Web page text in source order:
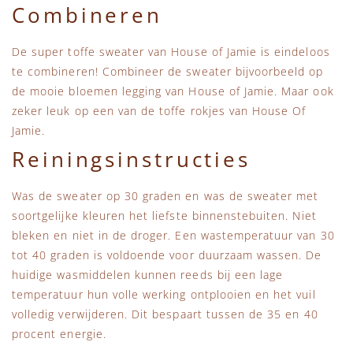
Combineren
De super toffe sweater van House of Jamie is eindeloos
te combineren! Combineer de sweater bijvoorbeeld op
de mooie bloemen legging van House of Jamie. Maar ook
zeker leuk op een van de toffe rokjes van House Of
Jamie.
Reiningsinstructies
Was de sweater op 30 graden en was de sweater met
soortgelijke kleuren het liefste binnenstebuiten. Niet
bleken en niet in de droger. Een wastemperatuur van 30
tot 40 graden is voldoende voor duurzaam wassen. De
huidige wasmiddelen kunnen reeds bij een lage
temperatuur hun volle werking ontplooien en het vuil
volledig verwijderen. Dit bespaart tussen de 35 en 40
procent energie.